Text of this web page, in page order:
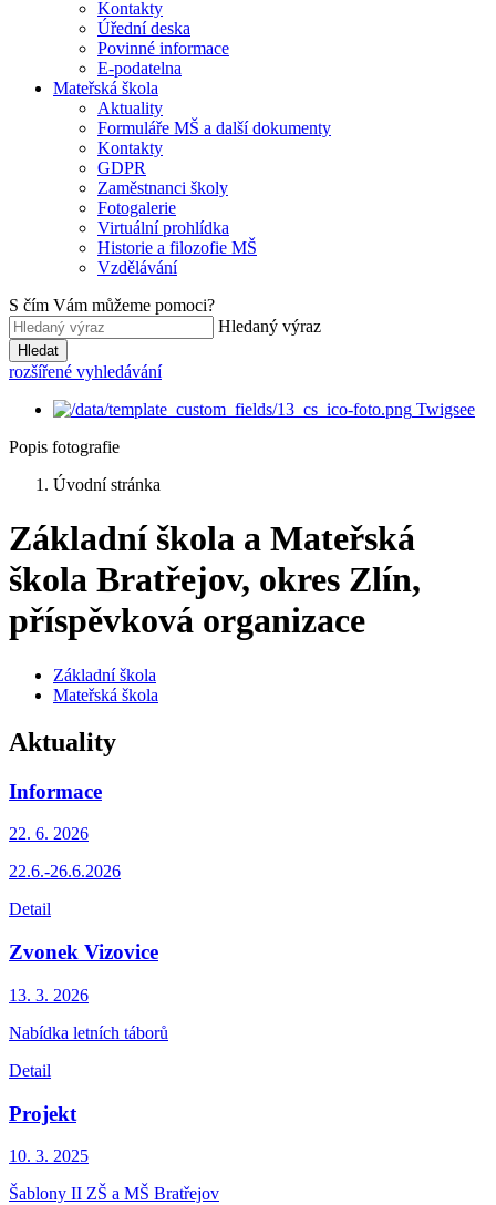
Kontakty
Úřední deska
Povinné informace
E-podatelna
Mateřská škola
Aktuality
Formuláře MŠ a další dokumenty
Kontakty
GDPR
Zaměstnanci školy
Fotogalerie
Virtuální prohlídka
Historie a filozofie MŠ
Vzdělávání
S čím Vám můžeme pomoci?
Hledaný výraz
Hledat
rozšířené vyhledávání
Twigsee
Popis fotografie
Úvodní stránka
Základní škola a Mateřská
škola Bratřejov, okres Zlín,
příspěvková organizace
Základní škola
Mateřská škola
Aktuality
Informace
22. 6. 2026
22.6.-26.6.2026
Detail
Zvonek Vizovice
13. 3. 2026
Nabídka letních táborů
Detail
Projekt
10. 3. 2025
Šablony II ZŠ a MŠ Bratřejov